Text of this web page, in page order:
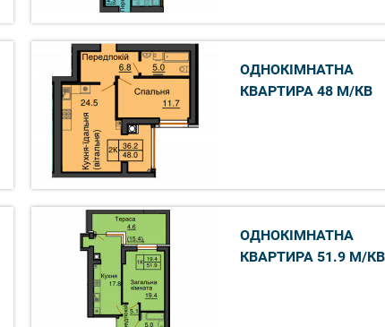
ОДНОКІМНАТНА
КВАРТИРА 48 М/КВ
ОДНОКІМНАТНА
КВАРТИРА 51.9 М/КВ